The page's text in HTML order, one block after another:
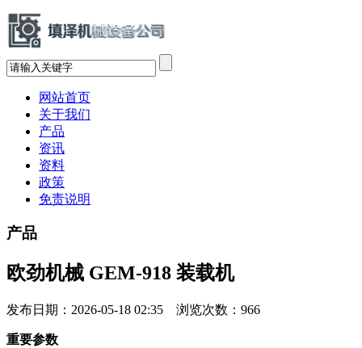
网站首页
关于我们
产品
资讯
资料
政策
免责说明
产品
欧劲机械 GEM-918 装载机
发布日期：2026-05-18 02:35 浏览次数： 966
重要参数